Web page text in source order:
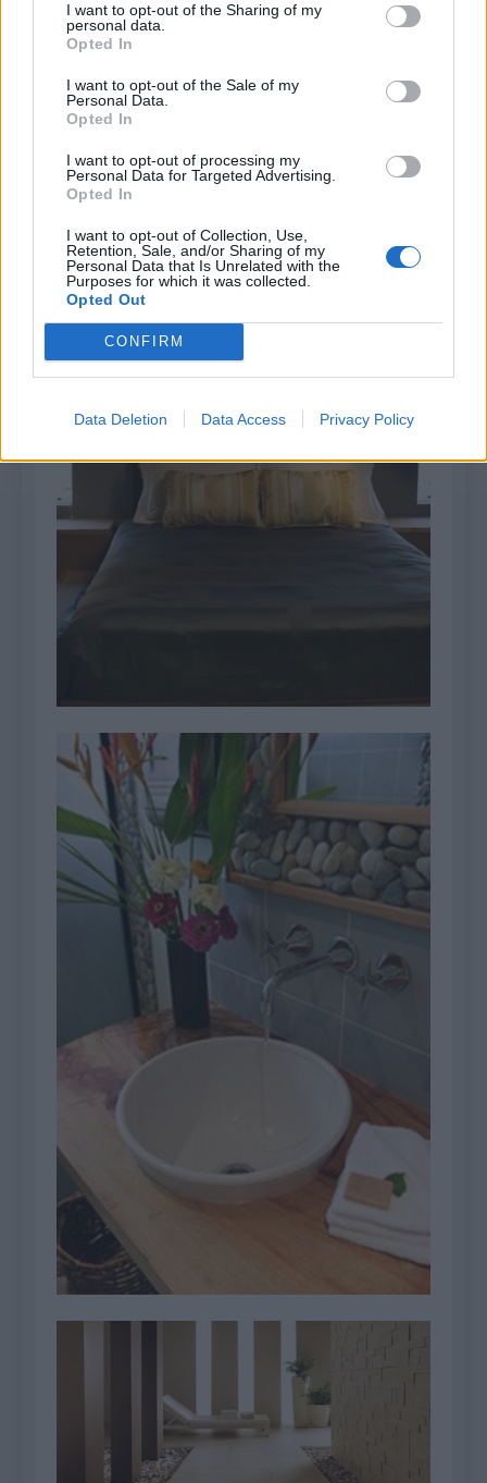
I want to opt-out of the Sharing of my
personal data.
Opted In
I want to opt-out of the Sale of my
Personal Data.
Opted In
I want to opt-out of processing my
Personal Data for Targeted Advertising.
Opted In
I want to opt-out of Collection, Use,
Retention, Sale, and/or Sharing of my
Personal Data that Is Unrelated with the
Purposes for which it was collected.
Opted Out
CONFIRM
Data Deletion Data Access Privacy Policy